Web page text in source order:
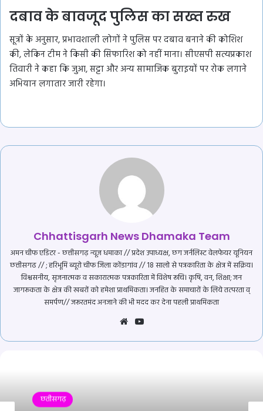
दबाव के बावजूद पुलिस का सख्त रुख
सूत्रों के अनुसार, प्रभावशाली लोगों ने पुलिस पर दबाव बनाने की कोशिश
की, लेकिन टीम ने किसी की सिफारिश को नहीं माना। सीएसपी सत्यप्रकाश
तिवारी ने कहा कि जुआ, सट्टा और अन्य सामाजिक बुराइयों पर रोक लगाने
अभियान लगातार जारी रहेगा।
Chhattisgarh News Dhamaka Team
अमन चीफ एडिटर - छत्तीसगढ़ न्यूज़ धमाका // प्रदेश उपाध्यक्ष, छग जर्नलिस्ट वेलफेयर यूनियन
छत्तीसगढ // ; हरिभूमि ब्यूरो चीफ जिला कोंडागांव // 18 सालो से पत्रकारिता के क्षेत्र में सक्रिय।
विश्वसनीय, सृजनात्मक व सकारात्मक पत्रकारिता में विशेष रूचि। कृषि, वन, शिक्षा; जन
जागरूकता के क्षेत्र की खबरों को हमेशा प्राथमिकता। जनहित के समाचारों के लिये तत्परता व्
समर्पण// जरूरतमंद अनजाने की भी मदद कर देना पहली प्राथमिकता
Website
छतीसगढ़